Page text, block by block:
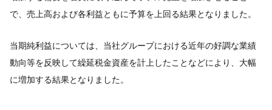
で、売上高および各利益ともに予算を上回る結果となりました。
当期純利益については、当社グループにおける近年の好調な業績
動向等を反映して繰延税金資産を計上したことなどにより、大幅
に増加する結果となりました。